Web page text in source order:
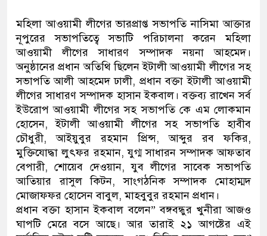
মহিলা আওয়ামী লীগের ভারপ্রাপ্ত সভাপতি নাসিমা আক্তার
নূপুরের সভাপতিত্বে সভাটি পরিচালনা করেন মহিলা
আওয়ামী লীগের সাধারণ সম্পাদক নয়না আহমেদ।
অনুষ্ঠানের প্রধান অতিথি ছিলেন ইটালী আওয়ামী লীগের সহ
সভাপতি আলী আহমেদ ঢালী, প্রধান বক্তা ইটালী আওয়ামী
লীগের সাধারণ সম্পাদক হাসান ইকবাল। বক্তব্য রাখেন সর্ব
ইউরোপ আওয়ামী লীগের সহ সভাপতি কে এম লোকমান
হোসেন, ইটালী আওয়ামী লীগের সহ সভাপতি হাবীব
চৌধুরী, আইয়ুবুর রহমান প্রিন্স, আব্দুর রব ফকির,
মুক্তিযোদ্ধা লুৎফর রহমান, যুগ্ম সাধারন সম্পাদক আফতাব
বেপারী, শোয়েব দেওয়ান, যুব লীগের সাবেক সভাপতি
আতিয়ার রাসুল কিটন, সাংগঠনিক সম্পাদক মোহাম্মদ
মোজাফফর হোসেন বাবুল, মাহবুবুর রহমান প্রধান।
প্রধান বক্তা হাসান ইকবাল বলেন” বঙ্গবন্ধুর খুনীরা আজও
ঘাপটি মেরে বসে আছে। আর তারাই ২১ আগষ্টের এই